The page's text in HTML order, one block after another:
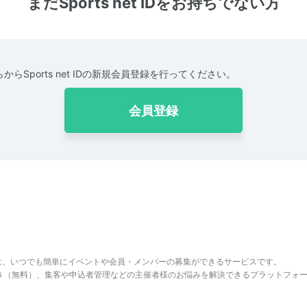
からSports net IDの新規会員登録を行ってください。
会員登録
いつでも簡単にイベントや会員・メンバーの募集ができるサービスです。
無料）、集客や申込者管理などの主催者様のお悩みを解決できるプラットフォー